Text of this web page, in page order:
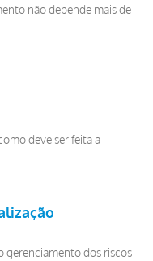
não depende mais de
deve ser feita a
gerenciamento dos riscos